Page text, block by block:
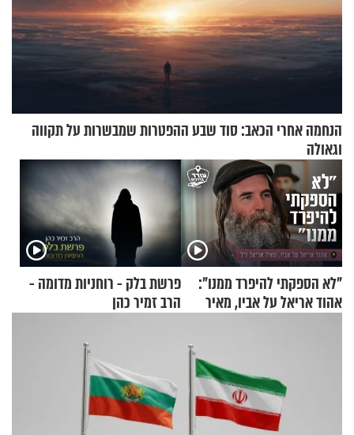
הנחמה אחרי הכאב: סוד שבע ההפטרות שמבשרות על תקווה
וגאולה
"לא הספקתי להיפרד ממנו":
אהוד אריאל על אביו, מאיר
פרשת בלק - רוחניות מדומה -
הרב זמיר כהן